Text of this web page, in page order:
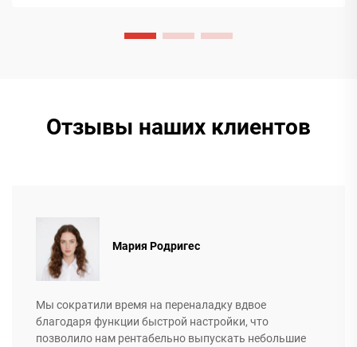
Отзывы наших клиентов
Мария Родригес
Мы сократили время на переналадку вдвое
благодаря функции быстрой настройки, что
позволило нам рентабельно выпускать небольшие